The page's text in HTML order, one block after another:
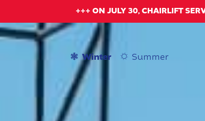
+++ ON JULY 30, CHAIRLIFT
Winter Summer